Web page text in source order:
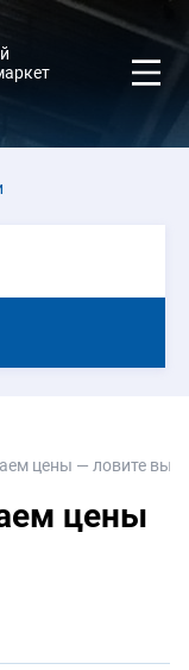
цены — ловите
цены